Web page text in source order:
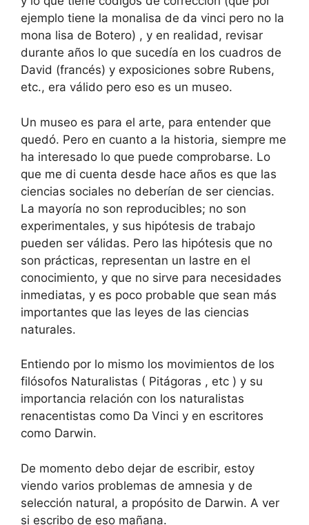
ejemplo tiene la monalisa de da vinci pero no la
mona lisa de Botero) , y en realidad, revisar
durante años lo que sucedía en los cuadros de
David (francés) y exposiciones sobre Rubens,
etc., era válido pero eso es un museo.
Un museo es para el arte, para entender que
quedó. Pero en cuanto a la historia, siempre me
ha interesado lo que puede comprobarse. Lo
que me di cuenta desde hace años es que las
ciencias sociales no deberían de ser ciencias.
La mayoría no son reproducibles; no son
experimentales, y sus hipótesis de trabajo
pueden ser válidas. Pero las hipótesis que no
son prácticas, representan un lastre en el
conocimiento, y que no sirve para necesidades
inmediatas, y es poco probable que sean más
importantes que las leyes de las ciencias
naturales.
Entiendo por lo mismo los movimientos de los
filósofos Naturalistas ( Pitágoras , etc ) y su
importancia relación con los naturalistas
renacentistas como Da Vinci y en escritores
como Darwin.
De momento debo dejar de escribir, estoy
viendo varios problemas de amnesia y de
selección natural, a propósito de Darwin. A ver
si escribo de eso mañana.